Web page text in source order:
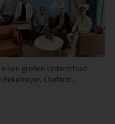
großen Unterschied
Chefarzt...